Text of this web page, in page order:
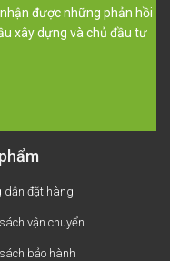
được những phản hồi
xây dựng và chủ đầu tư
dẫn đặt hàng
vận chuyển
bảo hành